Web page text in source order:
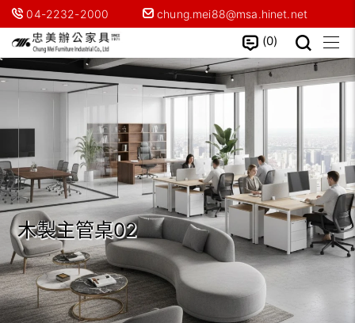
04-2232-2000 chung.mei88@msa.hinet.net
0
木製主管桌02